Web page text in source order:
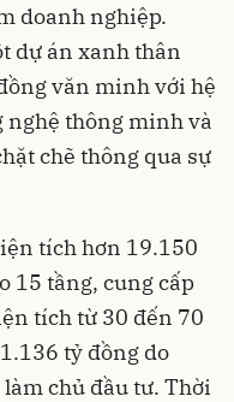
doanh nghiệp.
dự án xanh thân
văn minh với hệ
thông minh và
chẽ thông qua sự
tích hơn 19.150
15 tầng, cung cấp
tích từ 30 đến 70
tỷ đồng do
chủ đầu tư. Thời